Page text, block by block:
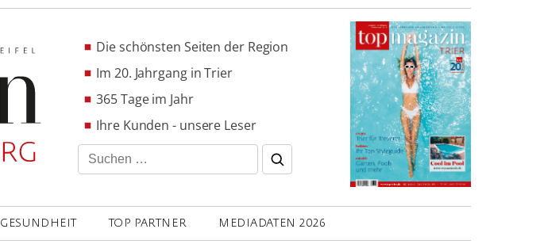
Die schönsten Seiten der Region
Im 20. Jahrgang in Trier
365 Tage im Jahr
Ihre Kunden - unsere Leser
Suchen
nach:
GESUNDHEIT TOP PARTNER MEDIADATEN 2026